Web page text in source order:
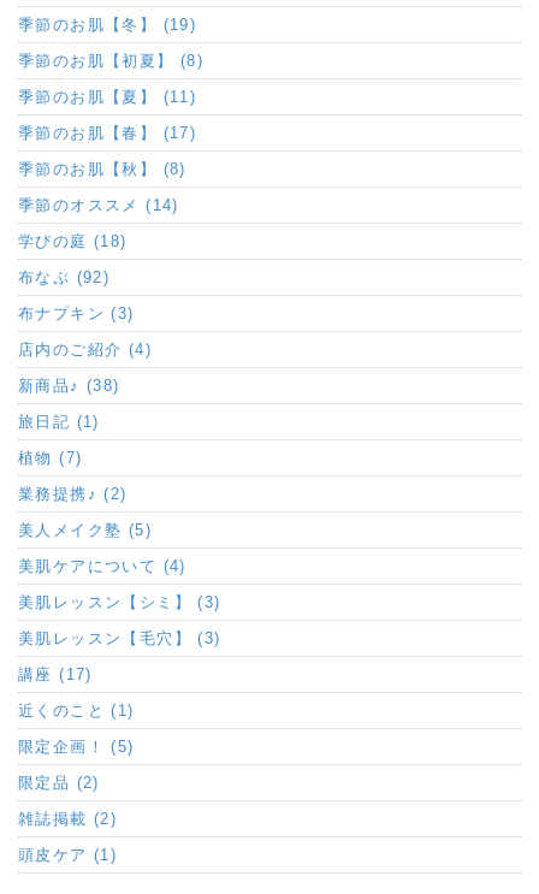
季節のお肌【冬】 (19)
季節のお肌【初夏】 (8)
季節のお肌【夏】 (11)
季節のお肌【春】 (17)
季節のお肌【秋】 (8)
季節のオススメ (14)
学びの庭 (18)
布なぷ (92)
布ナプキン (3)
店内のご紹介 (4)
新商品♪ (38)
旅日記 (1)
植物 (7)
業務提携♪ (2)
美人メイク塾 (5)
美肌ケアについて (4)
美肌レッスン【シミ】 (3)
美肌レッスン【毛穴】 (3)
講座 (17)
近くのこと (1)
限定企画！ (5)
限定品 (2)
雑誌掲載 (2)
頭皮ケア (1)